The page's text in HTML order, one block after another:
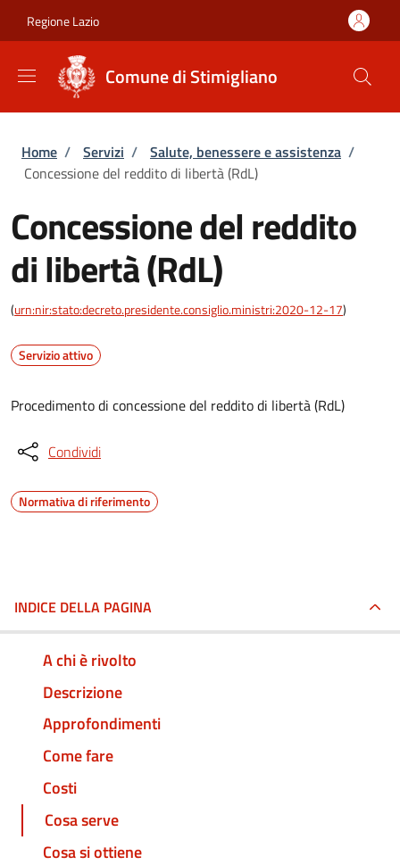
Regione Lazio
Comune di Stimigliano
Briciole di pane
Home / Servizi / Salute, benessere e assistenza /
Concessione del reddito di libertà (RdL)
Concessione del reddito
di libertà (RdL)
(urn:nir:stato:decreto.presidente.consiglio.ministri:2020-12-17)
Servizio attivo
Procedimento di concessione del reddito di libertà (RdL)
Condividi
Normativa di riferimento
INDICE DELLA PAGINA
A chi è rivolto
Descrizione
Approfondimenti
Come fare
Costi
Cosa serve
Cosa si ottiene